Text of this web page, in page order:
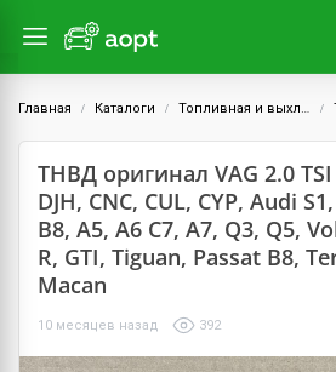
Главная Каталоги Топливная и выхлопная системы
ТНВД оригинал VAG 2.0 TSI
DJH, CNC, CUL, CYP, Audi
B8, A5, A6 C7, A7, Q3, Q5,
R, GTI, Tiguan, Passat B8,
Macan
10 месяцев назад 392